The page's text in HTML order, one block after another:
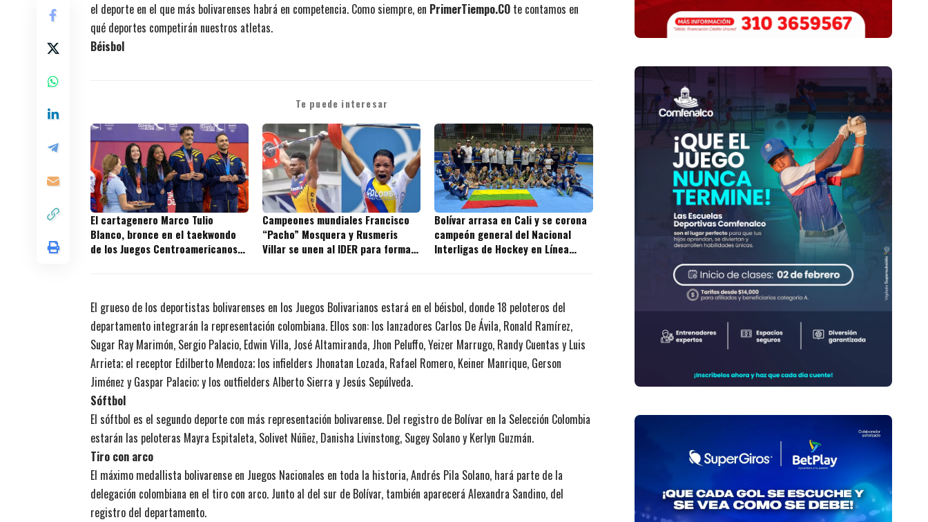
el deporte en el que más bolivarenses habrá en competencia. Como siempre, en PrimerTiempo.CO te contamos en
qué deportes competirán nuestros atletas.
Béisbol
Te puede interesar
El cartagenero Marco Tulio
Blanco, bronce en el taekwondo
de los Juegos Centroamericanos
Campeones mundiales Francisco
“Pacho” Mosquera y Rusmeris
Villar se unen al IDER para formar
Bolívar arrasa en Cali y se corona
campeón general del Nacional
Interligas de Hockey en Línea
El grueso de los deportistas bolivarenses en los Juegos Bolivarianos estará en el béisbol, donde 18 peloteros del
departamento integrarán la representación colombiana. Ellos son: los lanzadores Carlos De Ávila, Ronald Ramírez,
Sugar Ray Marimón, Sergio Palacio, Edwin Villa, José Altamiranda, Jhon Peluffo, Yeizer Marrugo, Randy Cuentas y Luis
Arrieta; el receptor Edilberto Mendoza; los infielders Jhonatan Lozada, Rafael Romero, Keiner Manrique, Gerson
Jiménez y Gaspar Palacio; y los outfielders Alberto Sierra y Jesús Sepúlveda.
Sóftbol
El sóftbol es el segundo deporte con más representación bolivarense. Del registro de Bolívar en la Selección Colombia
estarán las peloteras Mayra Espitaleta, Solivet Núñez, Danisha Livinstong, Sugey Solano y Kerlyn Guzmán.
Tiro con arco
El máximo medallista bolivarense en Juegos Nacionales en toda la historia, Andrés Pila Solano, hará parte de la
delegación colombiana en el tiro con arco. Junto al del sur de Bolívar, también aparecerá Alexandra Sandino, del
registro del departamento.